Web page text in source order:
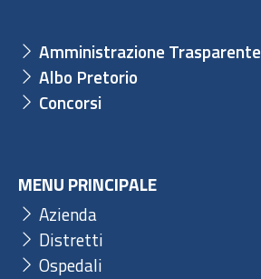
Amministrazione Trasparente
Albo Pretorio
Concorsi
MENU PRINCIPALE
Azienda
Distretti
Ospedali